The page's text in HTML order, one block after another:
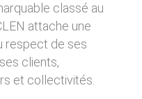
classé au
attache une
respect de ses
clients,
et collectivités.
ET
de propriété
par les